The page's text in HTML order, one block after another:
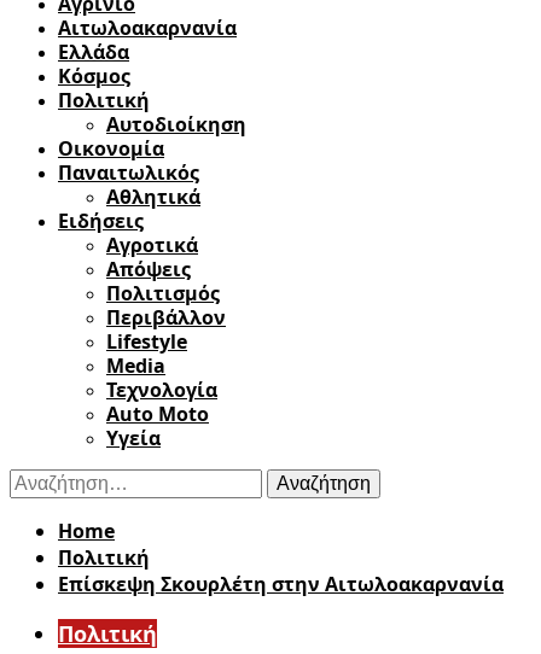
Αιτωλοακαρνανία
Ελλάδα
Κόσμος
Πολιτική
Αυτοδιοίκηση
Οικονομία
Παναιτωλικός
Αθλητικά
Ειδήσεις
Αγροτικά
Απόψεις
Πολιτισμός
Περιβάλλον
Lifestyle
Media
Τεχνολογία
Auto Moto
Υγεία
Αναζήτηση
για:
Home
Πολιτική
Επίσκεψη Σκουρλέτη στην Αιτωλοακαρνανία
Πολιτική